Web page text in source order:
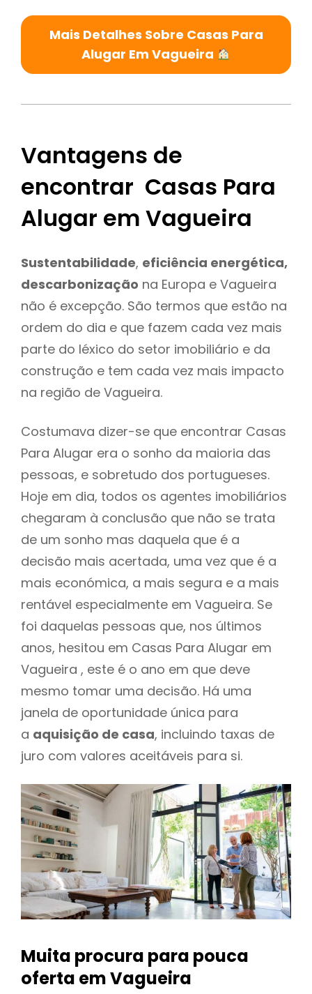
Mais Detalhes Sobre Casas Para
Alugar Em Vagueira
Vantagens de
encontrar Casas Para
Alugar em Vagueira
Sustentabilidade, eficiência energética,
descarbonização na Europa e Vagueira
não é excepção. São termos que estão na
ordem do dia e que fazem cada vez mais
parte do léxico do setor imobiliário e da
construção e tem cada vez mais impacto
na região de Vagueira.
Costumava dizer-se que encontrar Casas
Para Alugar era o sonho da maioria das
pessoas, e sobretudo dos portugueses.
Hoje em dia, todos os agentes imobiliários
chegaram à conclusão que não se trata
de um sonho mas daquela que é a
decisão mais acertada, uma vez que é a
mais económica, a mais segura e a mais
rentável especialmente em Vagueira. Se
foi daquelas pessoas que, nos últimos
anos, hesitou em Casas Para Alugar em
Vagueira , este é o ano em que deve
mesmo tomar uma decisão. Há uma
janela de oportunidade única para
a aquisição de casa, incluindo taxas de
juro com valores aceitáveis para si.
Muita procura para pouca
oferta em Vagueira